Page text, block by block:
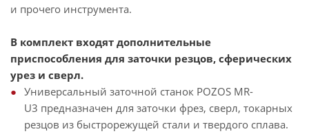
и прочего инструмента.
В комплект входят дополнительные
приспособления для заточки резцов, сферических
урез и сверл.
Универсальный заточной станок POZOS MR-
U3 предназначен для заточки фрез, сверл, токарных
резцов из быстрорежущей стали и твердого сплава.